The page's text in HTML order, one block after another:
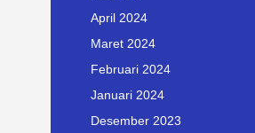
April 2024
Maret 2024
Februari 2024
Januari 2024
Desember 2023